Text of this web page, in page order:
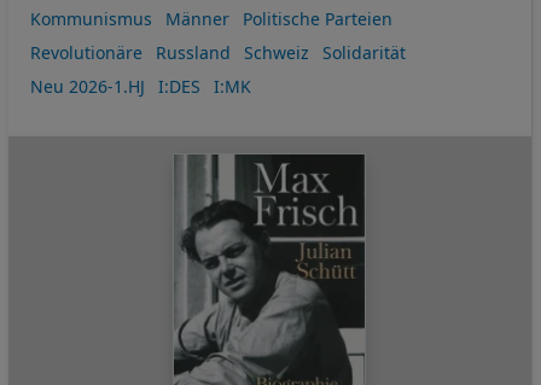
Kommunismus
Männer
Politische Parteien
Revolutionäre
Russland Schweiz
Solidarität
Neu 2026-1.HJ
I:DES I:MK